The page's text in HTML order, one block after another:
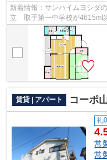
新着情報：サンハイムヨシダ
立 取手第一中学校が4615m
す。最上階のアパートです。
賃貸 | アパート コーポ
礼0
常
常